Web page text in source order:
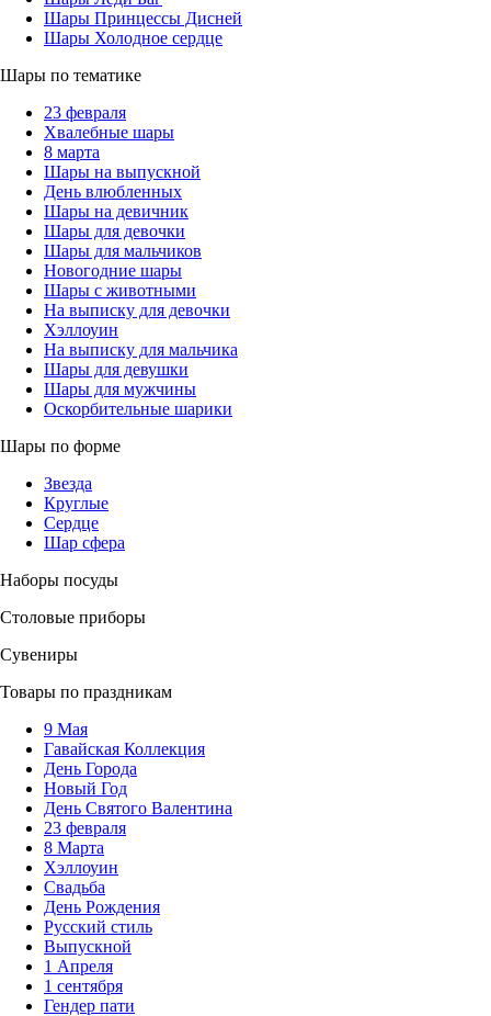
Шары Принцессы Дисней
Шары Холодное сердце
Шары по тематике
23 февраля
Хвалебные шары
8 марта
Шары на выпускной
День влюбленных
Шары на девичник
Шары для девочки
Шары для мальчиков
Новогодние шары
Шары с животными
На выписку для девочки
Хэллоуин
На выписку для мальчика
Шары для девушки
Шары для мужчины
Оскорбительные шарики
Шары по форме
Звезда
Круглые
Сердце
Шар сфера
Наборы посуды
Столовые приборы
Сувениры
Товары по праздникам
9 Мая
Гавайская Коллекция
День Города
Новый Год
День Святого Валентина
23 февраля
8 Марта
Хэллоуин
Свадьба
День Рождения
Русский стиль
Выпускной
1 Апреля
1 сентября
Гендер пати